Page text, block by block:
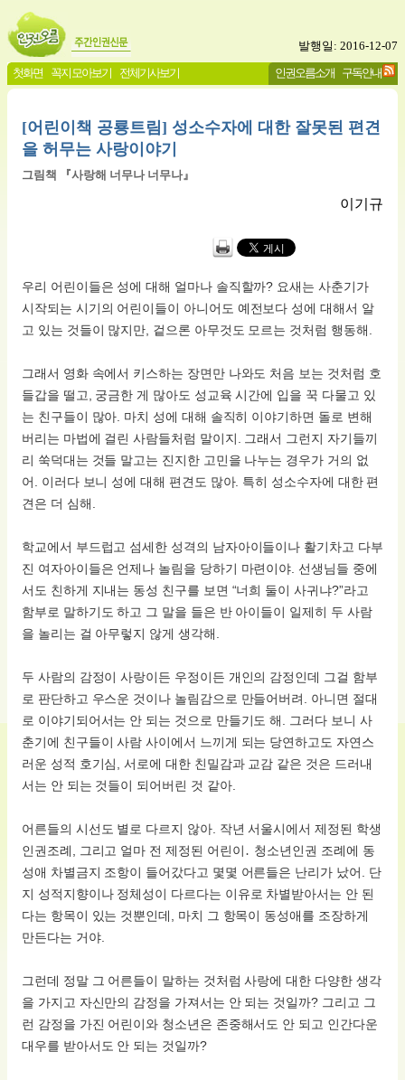
발행일: 2016-12-07
첫화면 꼭지 모아보기 전체기사보기 인권오름소개 구독안내
[어린이책 공룡트림] 성소수자에 대한 잘못된 편견
을 허무는 사랑이야기
그림책 『사랑해 너무나 너무나』
이기규
우리 어린이들은 성에 대해 얼마나 솔직할까? 요새는 사춘기가
시작되는 시기의 어린이들이 아니어도 예전보다 성에 대해서 알
고 있는 것들이 많지만, 겉으론 아무것도 모르는 것처럼 행동해.
그래서 영화 속에서 키스하는 장면만 나와도 처음 보는 것처럼 호
들갑을 떨고, 궁금한 게 많아도 성교육 시간에 입을 꾹 다물고 있
는 친구들이 많아. 마치 성에 대해 솔직히 이야기하면 돌로 변해
버리는 마법에 걸린 사람들처럼 말이지. 그래서 그런지 자기들끼
리 쑥덕대는 것들 말고는 진지한 고민을 나누는 경우가 거의 없
어. 이러다 보니 성에 대해 편견도 많아. 특히 성소수자에 대한 편
견은 더 심해.
학교에서 부드럽고 섬세한 성격의 남자아이들이나 활기차고 다부
진 여자아이들은 언제나 놀림을 당하기 마련이야. 선생님들 중에
서도 친하게 지내는 동성 친구를 보면 “너희 둘이 사귀냐?”라고
함부로 말하기도 하고 그 말을 들은 반 아이들이 일제히 두 사람
을 놀리는 걸 아무렇지 않게 생각해.
두 사람의 감정이 사랑이든 우정이든 개인의 감정인데 그걸 함부
로 판단하고 우스운 것이나 놀림감으로 만들어버려. 아니면 절대
로 이야기되어서는 안 되는 것으로 만들기도 해. 그러다 보니 사
춘기에 친구들이 사람 사이에서 느끼게 되는 당연하고도 자연스
러운 성적 호기심, 서로에 대한 친밀감과 교감 같은 것은 드러내
서는 안 되는 것들이 되어버린 것 같아.
어른들의 시선도 별로 다르지 않아. 작년 서울시에서 제정된 학생
인권조례, 그리고 얼마 전 제정된 어린이․ 청소년인권 조례에 동
성애 차별금지 조항이 들어갔다고 몇몇 어른들은 난리가 났어. 단
지 성적지향이나 정체성이 다르다는 이유로 차별받아서는 안 된
다는 항목이 있는 것뿐인데, 마치 그 항목이 동성애를 조장하게
만든다는 거야.
그런데 정말 그 어른들이 말하는 것처럼 사랑에 대한 다양한 생각
을 가지고 자신만의 감정을 가져서는 안 되는 것일까? 그리고 그
런 감정을 가진 어린이와 청소년은 존중해서도 안 되고 인간다운
대우를 받아서도 안 되는 것일까?